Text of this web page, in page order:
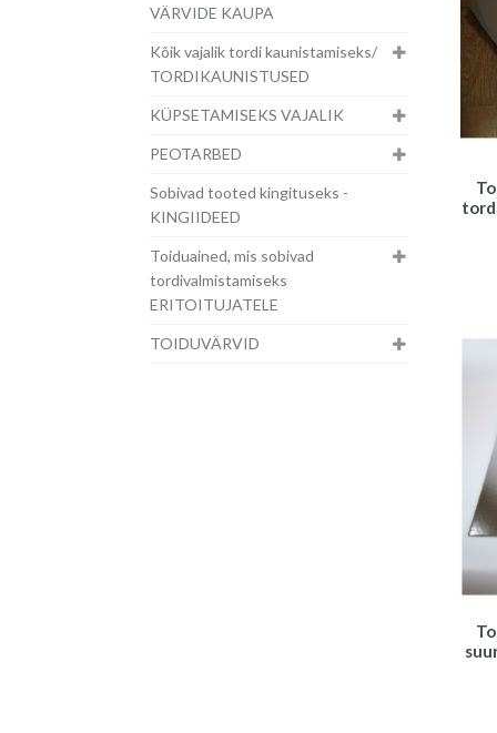
VÄRVIDE KAUPA
Kõik vajalik tordi kaunistamiseks/
TORDIKAUNISTUSED
KÜPSETAMISEKS VAJALIK
PEOTARBED
Sobivad tooted kingituseks -
KINGIIDEED
Toiduained, mis sobivad
tordivalmistamiseks
ERITOITUJATELE
TOIDUVÄRVID